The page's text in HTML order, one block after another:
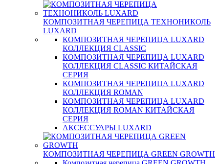
КОМПОЗИТНАЯ ЧЕРЕПИЦА ТЕХНОНИКОЛЬ
LUXARD
КОМПОЗИТНАЯ ЧЕРЕПИЦА LUXARD
КОЛЛЕКЦИЯ CLASSIC
КОМПОЗИТНАЯ ЧЕРЕПИЦА LUXARD
КОЛЛЕКЦИЯ CLASSIC КИТАЙСКАЯ
СЕРИЯ
КОМПОЗИТНАЯ ЧЕРЕПИЦА LUXARD
КОЛЛЕКЦИЯ ROMAN
КОМПОЗИТНАЯ ЧЕРЕПИЦА LUXARD
КОЛЛЕКЦИЯ ROMAN КИТАЙСКАЯ
СЕРИЯ
АКСЕССУАРЫ LUXARD
КОМПОЗИТНАЯ ЧЕРЕПИЦА GREEN GROWTH